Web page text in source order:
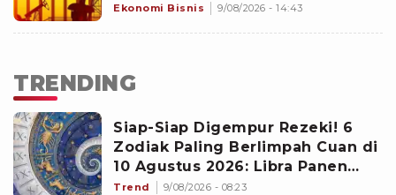
Ekonomi Bisnis 9/08/2026 - 14:43
TRENDING
Siap-Siap Digempur Rezeki! 6
Zodiak Paling Berlimpah Cuan di
10 Agustus 2026: Libra Panen
Proyek Emas
Trend 9/08/2026 - 08:23